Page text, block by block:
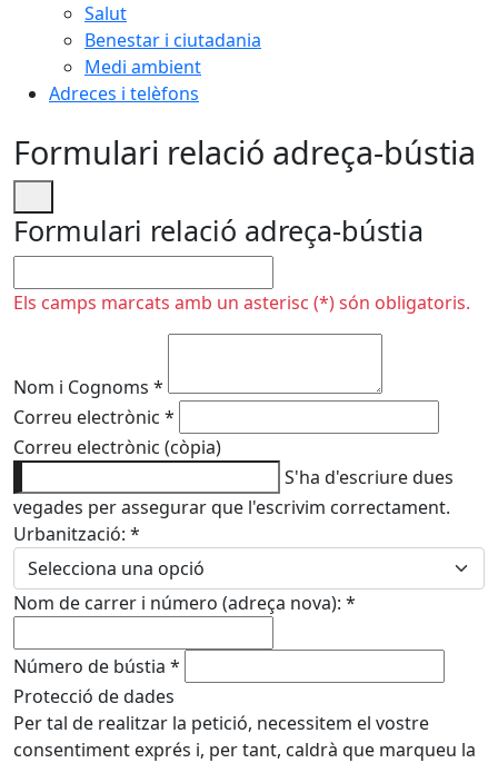
Salut
Benestar i ciutadania
Medi ambient
Adreces i telèfons
Formulari relació adreça-bústia
Formulari relació adreça-bústia
Els camps marcats amb un asterisc (*) són obligatoris.
Nom i Cognoms *
Correu electrònic *
Correu electrònic (còpia)
S'ha d'escriure dues
vegades per assegurar que l'escrivim correctament.
Urbanització: *
Nom de carrer i número (adreça nova): *
Número de bústia *
Protecció de dades
Per tal de realitzar la petició, necessitem el vostre
consentiment exprés i, per tant, caldrà que marqueu la